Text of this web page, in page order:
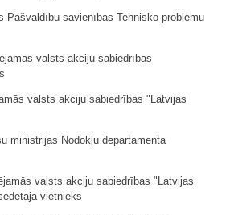
Pašvaldību savienības Tehnisko problēmu
valsts akciju sabiedrības
valsts akciju sabiedrības "Latvijas
ministrijas Nodokļu departamenta
valsts akciju sabiedrības "Latvijas
vietnieks